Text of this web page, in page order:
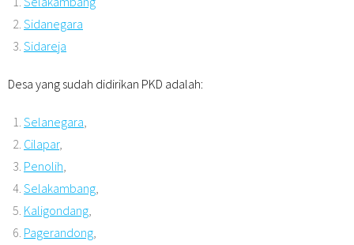
Sidanegara
Sidareja
Desa yang sudah didirikan PKD adalah:
Selanegara
Cilapar,
Penolih
Selakambang
Kaligondang
Pagerandong